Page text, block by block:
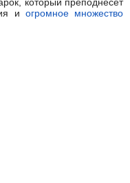
и огромное множество